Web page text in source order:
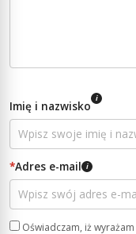
Imię i nazwisko i
*Adres e-mail i
Oświadczam, iż